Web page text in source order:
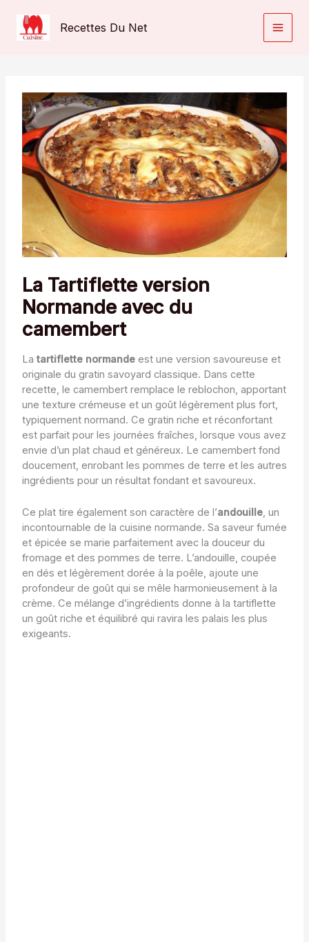
contenu
Recettes Du Net
La Tartiflette version
Normande avec du
camembert
La tartiflette normandeest une version savoureuse et
originale du gratin savoyard classique. Dans cette
recette, le camembert remplace le reblochon, apportant
une texture crémeuse et un goût légèrement plus fort,
typiquement normand. Ce gratin riche et réconfortant
est parfait pour les journées fraîches, lorsque vous avez
envie d’un plat chaud et généreux. Le camembert fond
doucement, enrobant les pommes de terre et les autres
ingrédients pour un résultat fondant et savoureux.
Ce plat tire également son caractère de l’andouille, un
incontournable de la cuisine normande. Sa saveur fumée
et épicée se marie parfaitement avec la douceur du
fromage et des pommes de terre. L’andouille, coupée
en dés et légèrement dorée à la poêle, ajoute une
profondeur de goût qui se mêle harmonieusement à la
crème. Ce mélange d’ingrédients donne à la tartiflette
un goût riche et équilibré qui ravira les palais les plus
exigeants.